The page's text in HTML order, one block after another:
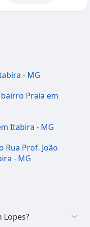
- MG
Praia em
Itabira - MG
Rua Prof. João
- MG
Lopes?